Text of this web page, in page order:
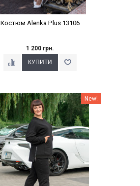
Костюм Alenka Plus 13106
1 200 грн.
Наклейки Варіант з % New!